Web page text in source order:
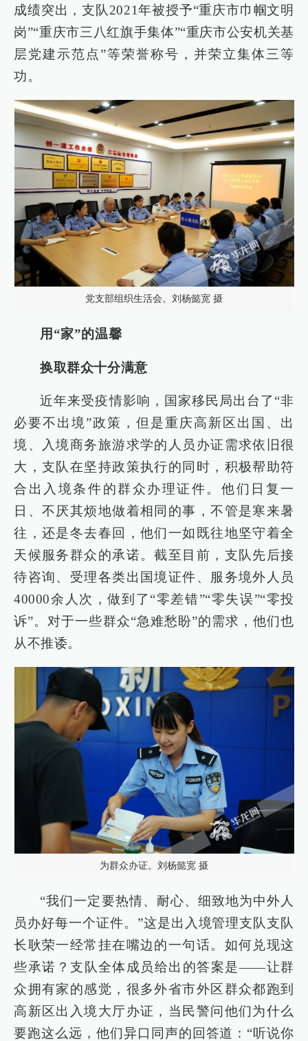
成绩突出，支队2021年被授予“重庆市巾帼文明
岗”“重庆市三八红旗手集体”“重庆市公安机关基
层党建示范点”等荣誉称号，并荣立集体三等
功。
党支部组织生活会。刘杨懿宽 摄
用“家”的温馨
换取群众十分满意
近年来受疫情影响，国家移民局出台了“非
必要不出境”政策，但是重庆高新区出国、出
境、入境商务旅游求学的人员办证需求依旧很
大，支队在坚持政策执行的同时，积极帮助符
合出入境条件的群众办理证件。他们日复一
日、不厌其烦地做着相同的事，不管是寒来暑
往，还是冬去春回，他们一如既往地坚守着全
天候服务群众的承诺。截至目前，支队先后接
待咨询、受理各类出国境证件、服务境外人员
40000余人次，做到了“零差错”“零失误”“零投
诉”。对于一些群众“急难愁盼”的需求，他们也
从不推诿。
为群众办证。刘杨懿宽 摄
“我们一定要热情、耐心、细致地为中外人
员办好每一个证件。”这是出入境管理支队支队
长耿荣一经常挂在嘴边的一句话。如何兑现这
些承诺？支队全体成员给出的答案是——让群
众拥有家的感觉，很多外省市外区群众都跑到
高新区出入境大厅办证，当民警问他们为什么
要跑这么远，他们异口同声的回答道：“听说你